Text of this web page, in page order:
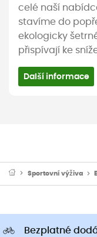
celé naší
stavíme do
ekologicky
přispívají ke
Další informace
Sportovní výživa
Bezplatné